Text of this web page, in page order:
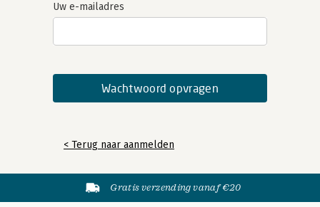
Uw e-mailadres
< Terug naar aanmelden
Gratis verzending vanaf €20